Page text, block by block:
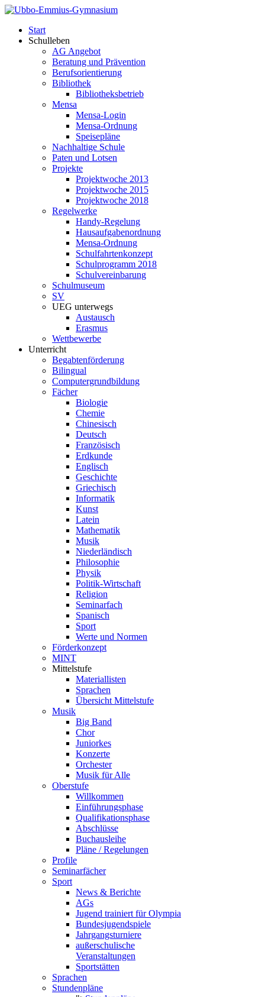
Start
Schulleben
AG Angebot
Beratung und Prävention
Berufsorientierung
Bibliothek
Bibliotheksbetrieb
Mensa
Mensa-Login
Mensa-Ordnung
Speisepläne
Nachhaltige Schule
Paten und Lotsen
Projekte
Projektwoche 2013
Projektwoche 2015
Projektwoche 2018
Regelwerke
Handy-Regelung
Hausaufgabenordnung
Mensa-Ordnung
Schulfahrtenkonzept
Schulprogramm 2018
Schulvereinbarung
Schulmuseum
SV
UEG unterwegs
Austausch
Erasmus
Wettbewerbe
Unterricht
Begabtenförderung
Bilingual
Computergrundbildung
Fächer
Biologie
Chemie
Chinesisch
Deutsch
Französisch
Erdkunde
Englisch
Geschichte
Griechisch
Informatik
Kunst
Latein
Mathematik
Musik
Niederländisch
Philosophie
Physik
Politik-Wirtschaft
Religion
Seminarfach
Spanisch
Sport
Werte und Normen
Förderkonzept
MINT
Mittelstufe
Materiallisten
Sprachen
Übersicht Mittelstufe
Musik
Big Band
Chor
Juniorkes
Konzerte
Orchester
Musik für Alle
Oberstufe
Willkommen
Einführungsphase
Qualifikationsphase
Abschlüsse
Buchausleihe
Pläne / Regelungen
Profile
Seminarfächer
Sport
News & Berichte
AGs
Jugend trainiert für Olympia
Bundesjugendspiele
Jahrgangsturniere
außerschulische
Veranstaltungen
Sportstätten
Sprachen
Stundenpläne